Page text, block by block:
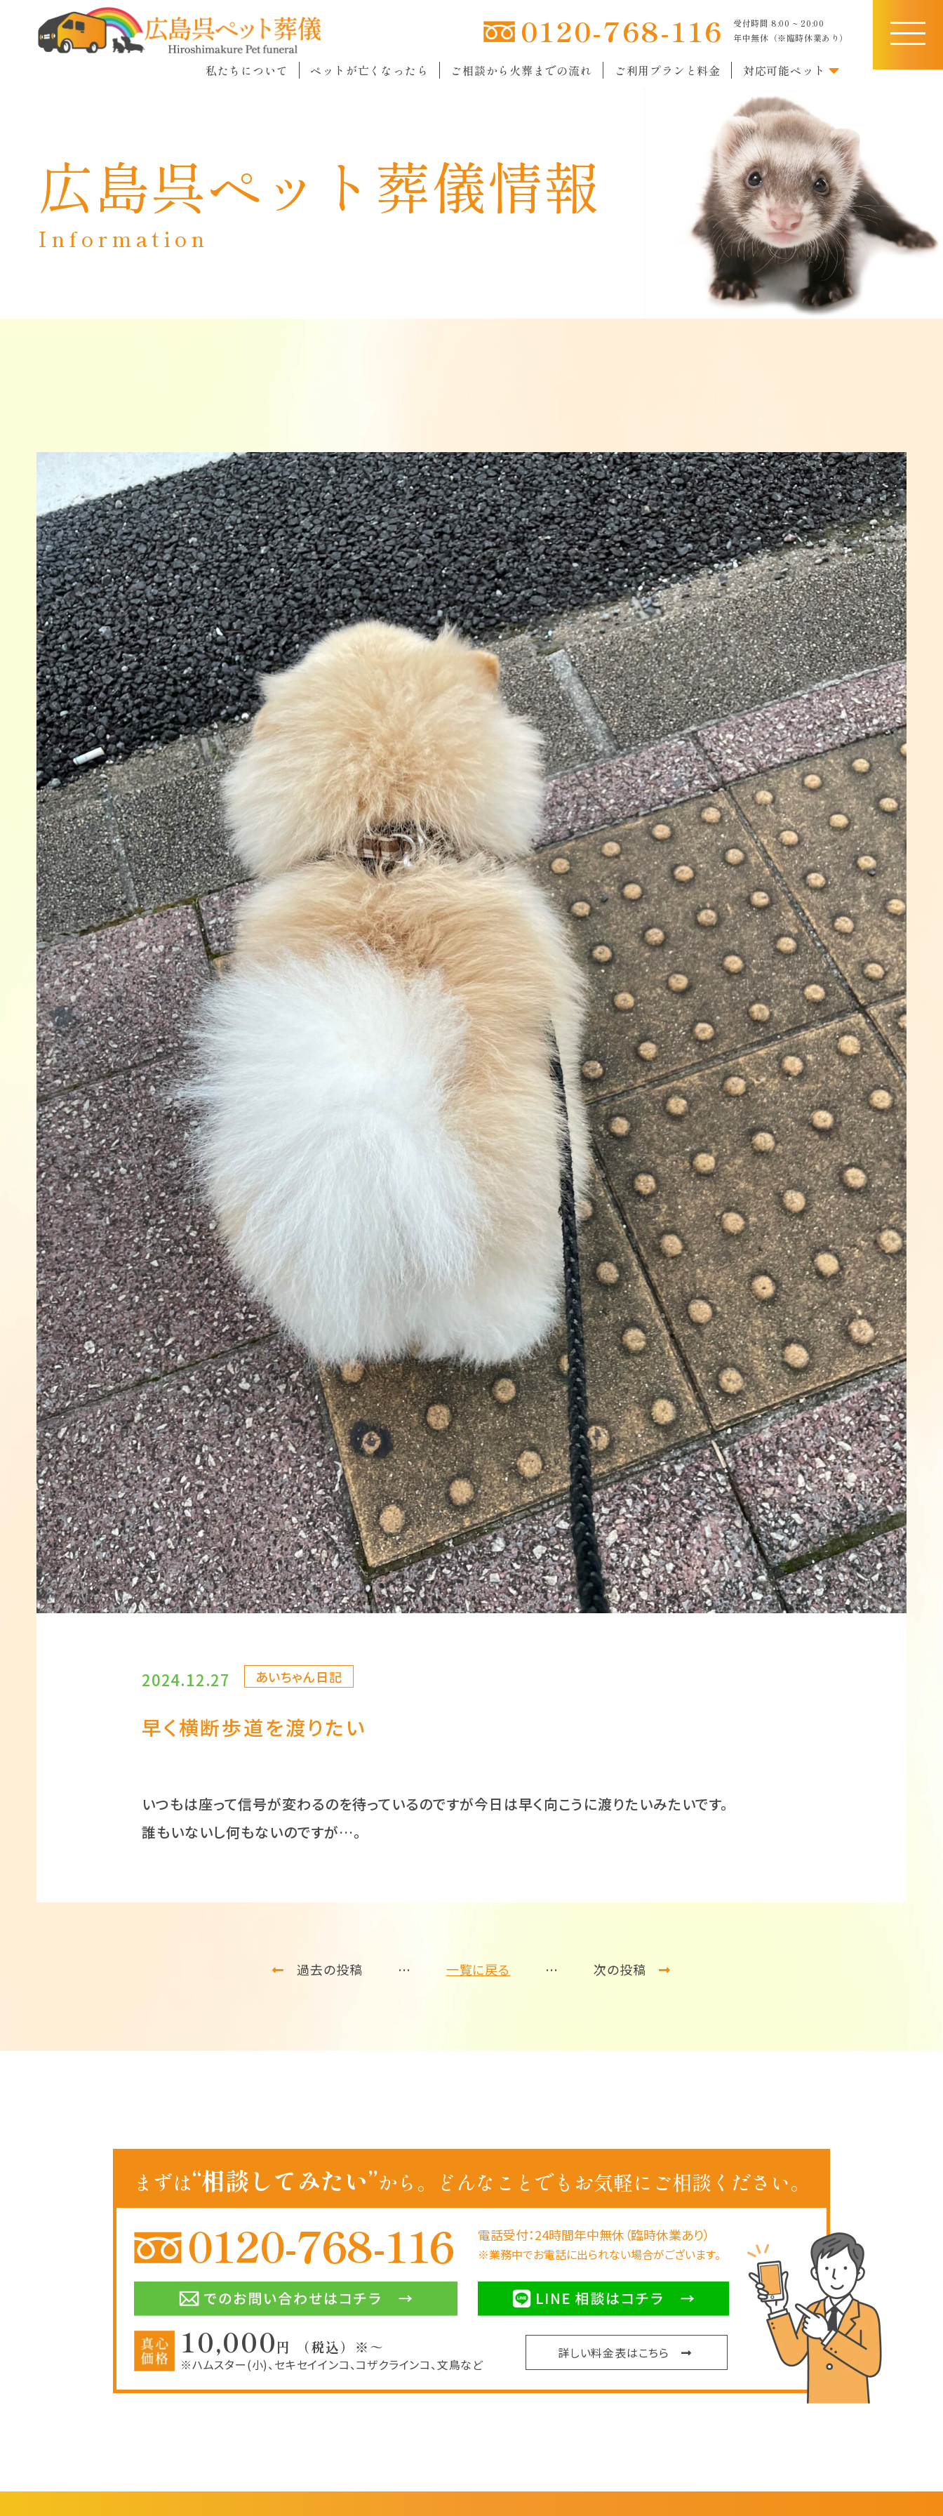
0120-768-116
受付時間 8:00 ~ 20:00
年中無休（※臨時休業あり）
私たちについて ペットが亡くなったら ご相談から火葬までの流れ ご利用プランと料金 対応可能ペット
toggle
広島呉ペット 葬儀情報
Information
2024.12.27 あいちゃん日記
早く横断歩道を渡りたい
いつもは座って信号が変わるのを待っているのですが今日は早く向こうに渡りたいみたいです。
誰もいないし何もないのですが…。
過去の投稿 … 一覧に戻る … 次の投稿
まずは“相談してみたい”から。 どんなことでもお気軽にご相談ください。
0120-768-116 電話受付：24時間年中無休（臨時休業あり）
※業務中でお電話に出られない場合がございます。
10,000円 （税込）※～
※ハムスター(小)、セキセイインコ、コザクラインコ、文鳥など
詳しい料金表はこちら